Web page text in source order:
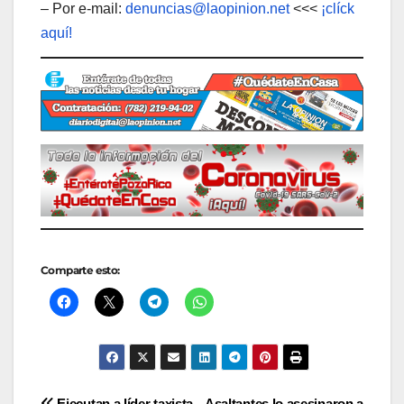
– Por e-mail: denuncias@laopinion.net<<< ¡clíck
aquí!
Comparte esto: